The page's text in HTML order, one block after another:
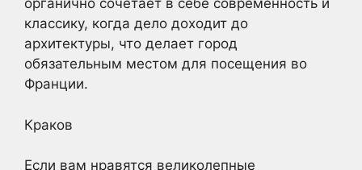
органично сочетает в себе современность и
классику, когда дело доходит до
архитектуры, что делает город
обязательным местом для посещения во
Франции.
Краков
Если вам нравятся великолепные